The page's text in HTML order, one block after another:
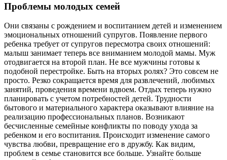
Проблемы молодых семей
Они связаны с рождением и воспитанием детей и изменением
эмоциональных отношений супругов. Появление первого
ребенка требует от супругов пересмотра своих отношений:
малыш занимает теперь все вниманием молодой мамы. Муж
отодвигается на второй план. Не все мужчины готовы к
подобной перестройке. Быть на вторых ролях? Это совсем не
просто. Резко сокращается время для развлечений, любимых
занятий, проведения времени вдвоем. Отдых теперь нужно
планировать с учетом потребностей детей. Трудности
бытового и материального характера оказывают влияние на
реализацию профессиональных планов. Возникают
бесчисленные семейные конфликты по поводу ухода за
ребенком и его воспитания. Происходит изменение самого
чувства любви, превращение его в дружбу. Как видим,
проблем в семье становится все больше. Узнайте больше